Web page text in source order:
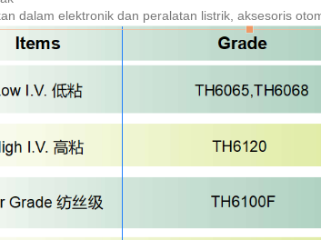
dalam elektronik dan peralatan listrik, aksesoris